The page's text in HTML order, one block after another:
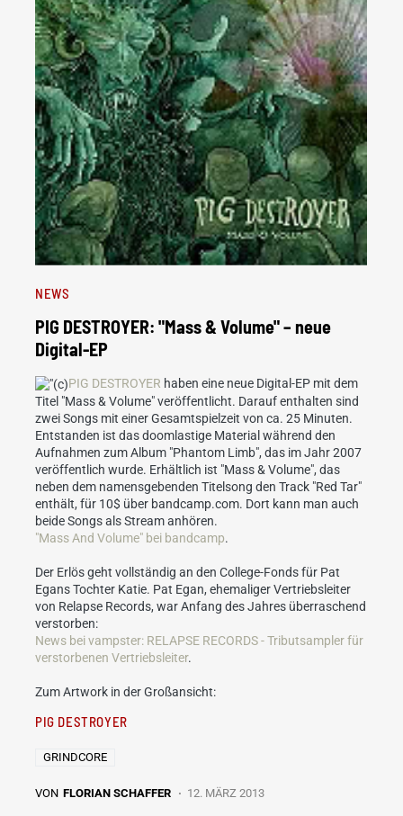
NEWS
PIG DESTROYER: "Mass & Volume" – neue
Digital-EP
PIG DESTROYER haben eine neue Digital-EP mit dem
Titel "Mass & Volume" veröffentlicht. Darauf enthalten sind
zwei Songs mit einer Gesamtspielzeit von ca. 25 Minuten.
Entstanden ist das doomlastige Material während den
Aufnahmen zum Album "Phantom Limb", das im Jahr 2007
veröffentlich wurde. Erhältlich ist "Mass & Volume", das
neben dem namensgebenden Titelsong den Track "Red Tar"
enthält, für 10$ über bandcamp.com. Dort kann man auch
beide Songs als Stream anhören.
"Mass And Volume" bei bandcamp.
Der Erlös geht vollständig an den College-Fonds für Pat
Egans Tochter Katie. Pat Egan, ehemaliger Vertriebsleiter
von Relapse Records, war Anfang des Jahres überraschend
verstorben:
News bei vampster: RELAPSE RECORDS - Tributsampler für
verstorbenen Vertriebsleiter.
Zum Artwork in der Großansicht:
PIG DESTROYER
GRINDCORE
VON FLORIAN SCHAFFER 12. MÄRZ 2013